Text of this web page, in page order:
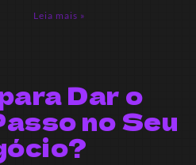
Leia mais »
Dar o
no Seu